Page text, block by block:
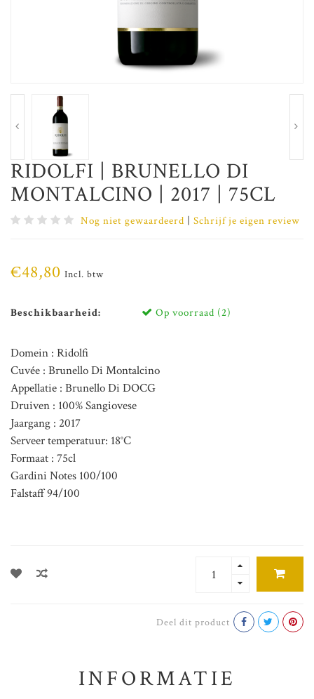
RIDOLFI | BRUNELLO DI
MONTALCINO | 2017 | 75CL
Nog niet gewaardeerd | Schrijf je eigen review
€48,80 Incl. btw
Beschikbaarheid: Op voorraad (2)
Domein : Ridolfi
Cuvée : Brunello Di Montalcino
Appellatie : Brunello Di DOCG
Druiven : 100% Sangiovese
Jaargang : 2017
Serveer temperatuur: 18°C
Formaat : 75cl
Gardini Notes 100/100
Falstaff 94/100
Deel dit product
INFORMATIE